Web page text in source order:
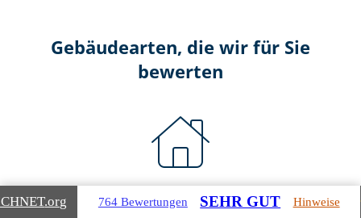
Gebäudearten, die wir für Sie
bewerten
Wohnimmobilien
.org 764 Bewertungen SEHR GUT Hinweise